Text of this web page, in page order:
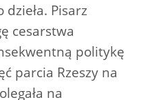
Pisarz
cesarstwa
politykę
parcia Rzeszy na
na